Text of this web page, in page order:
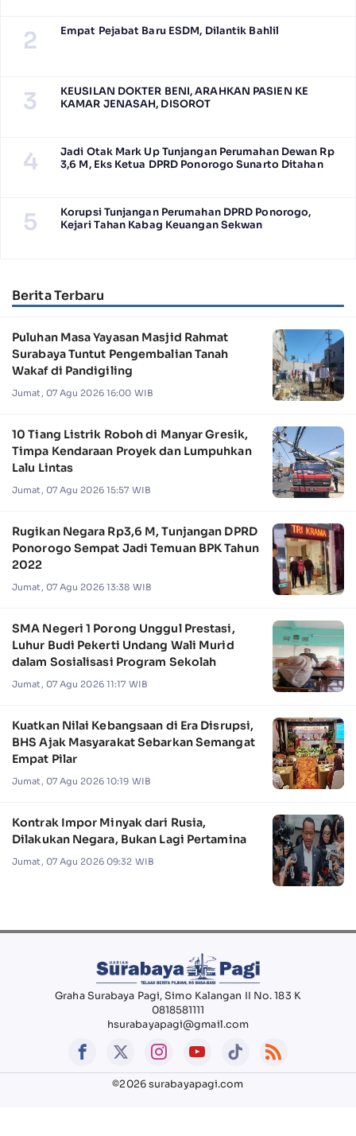
2 Empat Pejabat Baru ESDM, Dilantik Bahlil
3
KEUSILAN DOKTER BENI, ARAHKAN PASIEN KE
KAMAR JENASAH, DISOROT
4
Jadi Otak Mark Up Tunjangan Perumahan Dewan Rp
3,6 M, Eks Ketua DPRD Ponorogo Sunarto Ditahan
5
Korupsi Tunjangan Perumahan DPRD Ponorogo,
Kejari Tahan Kabag Keuangan Sekwan
Berita Terbaru
Puluhan Masa Yayasan Masjid Rahmat
Surabaya Tuntut Pengembalian Tanah
Wakaf di Pandigiling
Jumat, 07 Agu 2026 16:00 WIB
10 Tiang Listrik Roboh di Manyar Gresik,
Timpa Kendaraan Proyek dan Lumpuhkan
Lalu Lintas
Jumat, 07 Agu 2026 15:57 WIB
Rugikan Negara Rp3,6 M, Tunjangan DPRD
Ponorogo Sempat Jadi Temuan BPK Tahun
2022
Jumat, 07 Agu 2026 13:38 WIB
SMA Negeri 1 Porong Unggul Prestasi,
Luhur Budi Pekerti Undang Wali Murid
dalam Sosialisasi Program Sekolah
Jumat, 07 Agu 2026 11:17 WIB
Kuatkan Nilai Kebangsaan di Era Disrupsi,
BHS Ajak Masyarakat Sebarkan Semangat
Empat Pilar
Jumat, 07 Agu 2026 10:19 WIB
Kontrak Impor Minyak dari Rusia,
Dilakukan Negara, Bukan Lagi Pertamina
Jumat, 07 Agu 2026 09:32 WIB
Graha Surabaya Pagi, Simo Kalangan II No. 183 K
0818581111
hsurabayapagi@gmail.com
©2026 surabayapagi.com